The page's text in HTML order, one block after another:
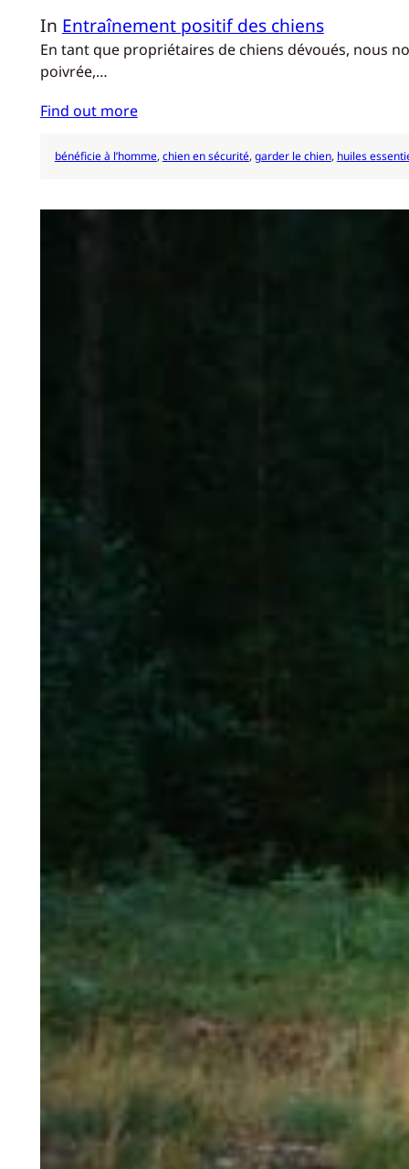
In Entraînement positif des chiens
En tant que propriétaires de chiens dévoués, nous
poivrée,…
Find out more
bénéficie à l’homme, chien en sécurité, garder le chien, huiles